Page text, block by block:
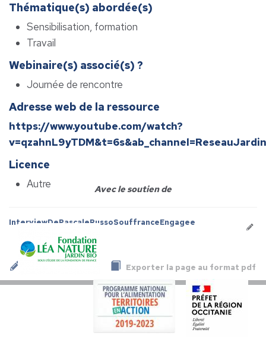
Thématique(s) abordée(s)
Sensibilisation, formation
Travail
Webinaire(s) associé(s) ?
Journée de rencontre
Adresse web de la ressource
https://www.youtube.com/watch?
Licence
Autre
InterviewDePascaleRussoSouffranceEngagee
Exporter la page au format pdf
Avec le soutien de